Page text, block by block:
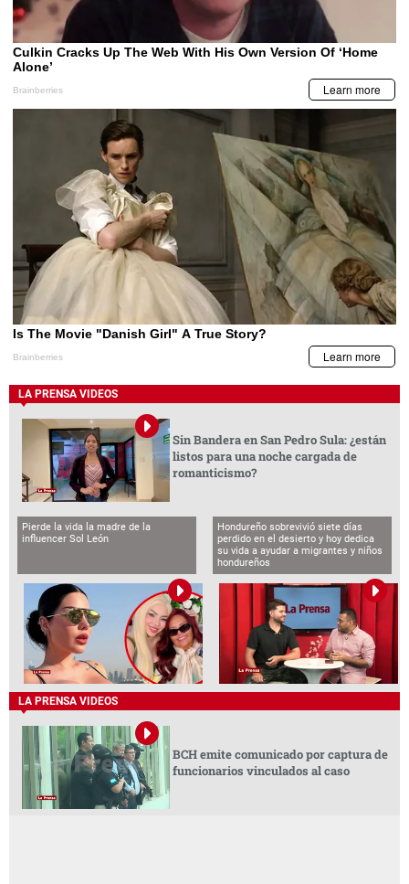
LA PRENSA VIDEOS
Sin Bandera en San Pedro Sula: ¿están
listos para una noche cargada de
romanticismo?
Pierde la vida la madre de la
influencer Sol León
Hondureño sobrevivió siete días
perdido en el desierto y hoy dedica
su vida a ayudar a migrantes y niños
hondureños
LA PRENSA VIDEOS
BCH emite comunicado por captura de
funcionarios vinculados al caso